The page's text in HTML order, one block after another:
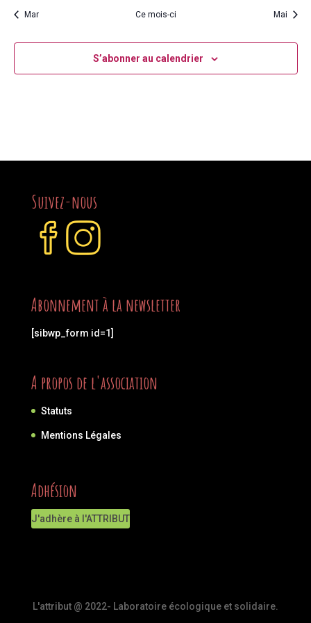
Mar Ce mois-ci Mai
S’abonner au calendrier
Suivez-nous
Abonnement à la newsletter
[sibwp_form id=1]
A propos de l'association
Statuts
Mentions Légales
Adhésion
J'adhère à l'ATTRIBUT
L'attribut @ 2022- Laboratoire écologique et solidaire.